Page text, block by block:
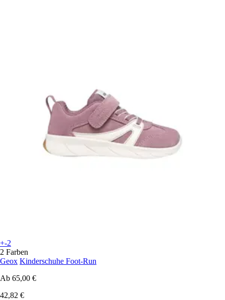
+-2
2 Farben
Geox Kinderschuhe Foot-Run
Ab 65,00 €
42,82 €